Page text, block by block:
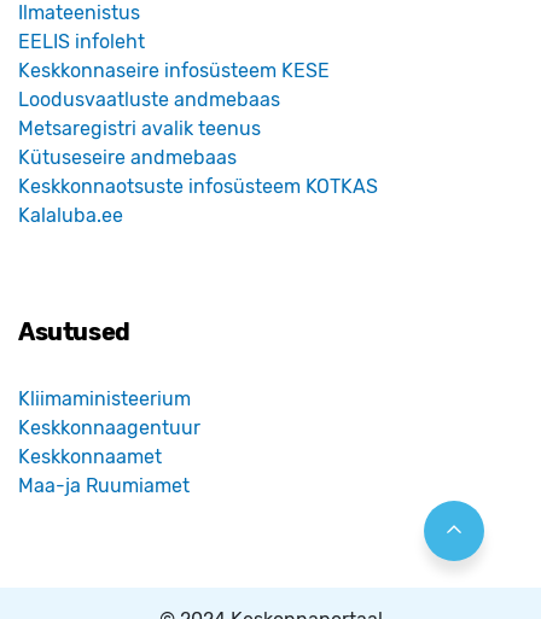
Ilmateenistus
EELIS infoleht
Keskkonnaseire infosüsteem KESE
Loodusvaatluste andmebaas
Metsaregistri avalik teenus
Kütuseseire andmebaas
Keskkonnaotsuste infosüsteem KOTKAS
Kalaluba.ee
Asutused
Kliimaministeerium
Keskkonnaagentuur
Keskkonnaamet
Maa-ja Ruumiamet